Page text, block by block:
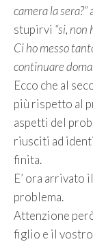
camera la sera?”
stupirvi “si,
Ci ho messo
continuare
Ecco che al
più rispetto al
aspetti del
riusciti ad
finita.
E’ ora arrivato
problema.
Attenzione
figlio e il vostro